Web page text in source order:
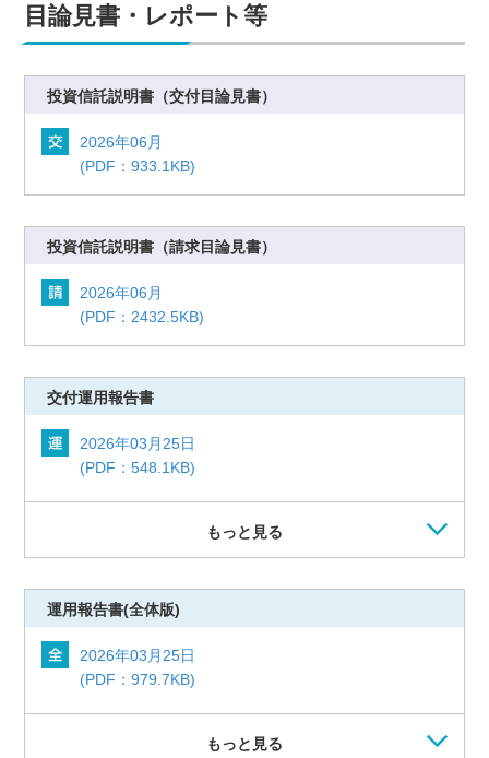
目論見書・レポート等
投資信託説明書 （交付目論見書）
2026年06月
(PDF：933.1KB)
投資信託説明書 （請求目論見書）
2026年06月
(PDF：2432.5KB)
交付運用報告書
2026年03月25日
(PDF：548.1KB)
もっと見る
運用報告書(全体版)
2026年03月25日
(PDF：979.7KB)
もっと見る